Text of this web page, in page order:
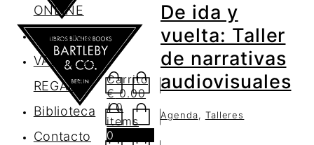
ONLINE
Nosotros
VALES DE
REGALO
Biblioteca
Contacto
Carrito
€0.00
/ 0
items
0
De ida y
vuelta: Taller
de narrativas
audiovisuales
Agenda, Talleres